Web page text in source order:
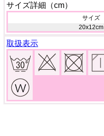
サイズ詳細（cm）
サイズ
20x12cm
取扱表示